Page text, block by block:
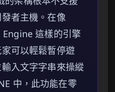
者主機。在像
這樣的引擎
可以輕鬆暫停遊
入文字字串來操縱
中，此功能在零